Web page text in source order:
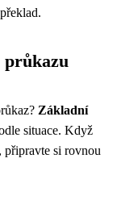
průkazu
Základní
situace. Když
připravte si rovnou